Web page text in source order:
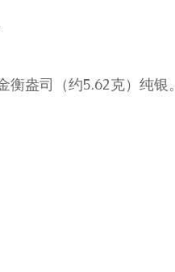
盎司（约5.62克）纯银。